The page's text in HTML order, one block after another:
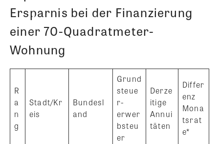
Ersparnis bei der Finanzierung
einer 70-Quadratmeter-
Wohnung
R
a
n
g
Stadt/Kr
eis
Bundesl
and
Grund
steue
r-
erwer
bsteu
er
Derze
itige
Annui
täten
Differ
enz
Mona
tsrat
e*